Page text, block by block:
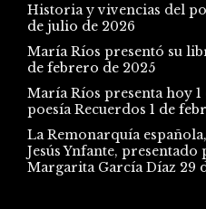
Historia y vivencias del
de julio de 2026
María Ríos presentó su
de febrero de 2025
María Ríos presenta hoy
poesía Recuerdos 1 de
La Remonarquía
Jesús Ynfante,
Margarita García Díaz 29